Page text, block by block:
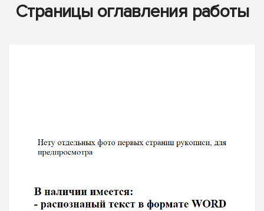
Страницы оглавления работы